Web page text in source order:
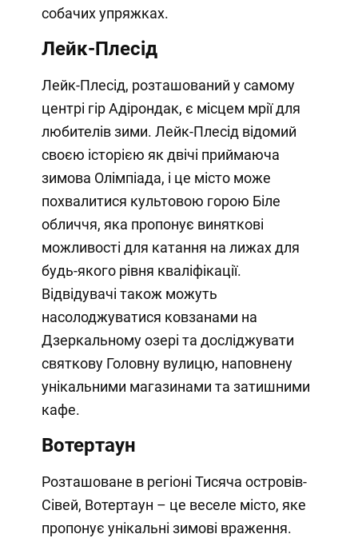
собачих упряжках.
Лейк-Плесід
Лейк-Плесід, розташований у самому
центрі гір Адірондак, є місцем мрії для
любителів зими. Лейк-Плесід відомий
своєю історією як двічі приймаюча
зимова Олімпіада, і це місто може
похвалитися культовою горою Біле
обличчя, яка пропонує виняткові
можливості для катання на лижах для
будь-якого рівня кваліфікації.
Відвідувачі також можуть
насолоджуватися ковзанами на
Дзеркальному озері та досліджувати
святкову Головну вулицю, наповнену
унікальними магазинами та затишними
кафе.
Вотертаун
Розташоване в регіоні Тисяча островів-
Сівей, Вотертаун – це веселе місто, яке
пропонує унікальні зимові враження.